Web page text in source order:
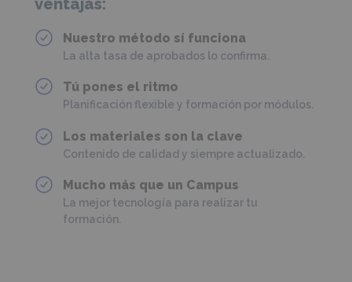
Nuestro método sí funciona
La alta tasa de aprobados lo confirma.
Tú pones el ritmo
Planificación flexible y formación por módulos.
Los materiales son la clave
Contenido de calidad y siempre actualizado.
Mucho más que un Campus
La mejor tecnología para realizar tu
formación.